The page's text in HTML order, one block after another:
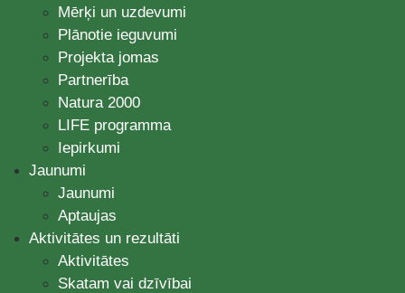
Mērķi un uzdevumi
Plānotie ieguvumi
Projekta jomas
Partnerība
Natura 2000
LIFE programma
Iepirkumi
Jaunumi
Jaunumi
Aptaujas
Aktivitātes un rezultāti
Aktivitātes
Skatam vai dzīvībai